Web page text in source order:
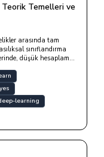
Teorik Temelleri ve
arasında tam
sınıflandırma
düşük hesaplama
learning